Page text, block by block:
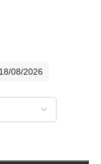
08/2026